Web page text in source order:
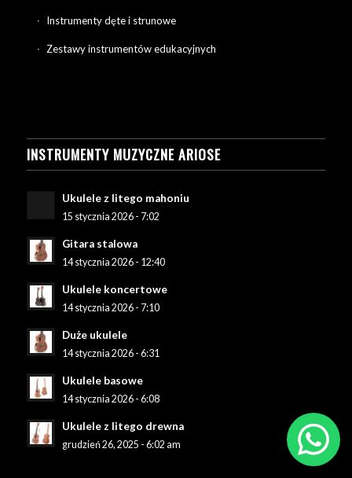
Instrumenty dęte i strunowe
Zestawy instrumentów edukacyjnych
INSTRUMENTY MUZYCZNE ARIOSE
Ukulele z litego mahoniu
15 stycznia 2026 - 7:02
Gitara stalowa
14 stycznia 2026 - 12:40
Ukulele koncertowe
14 stycznia 2026 - 7:10
Duże ukulele
14 stycznia 2026 - 6:31
Ukulele basowe
14 stycznia 2026 - 6:08
Ukulele z litego drewna
grudzień 26, 2025 - 6:02 am